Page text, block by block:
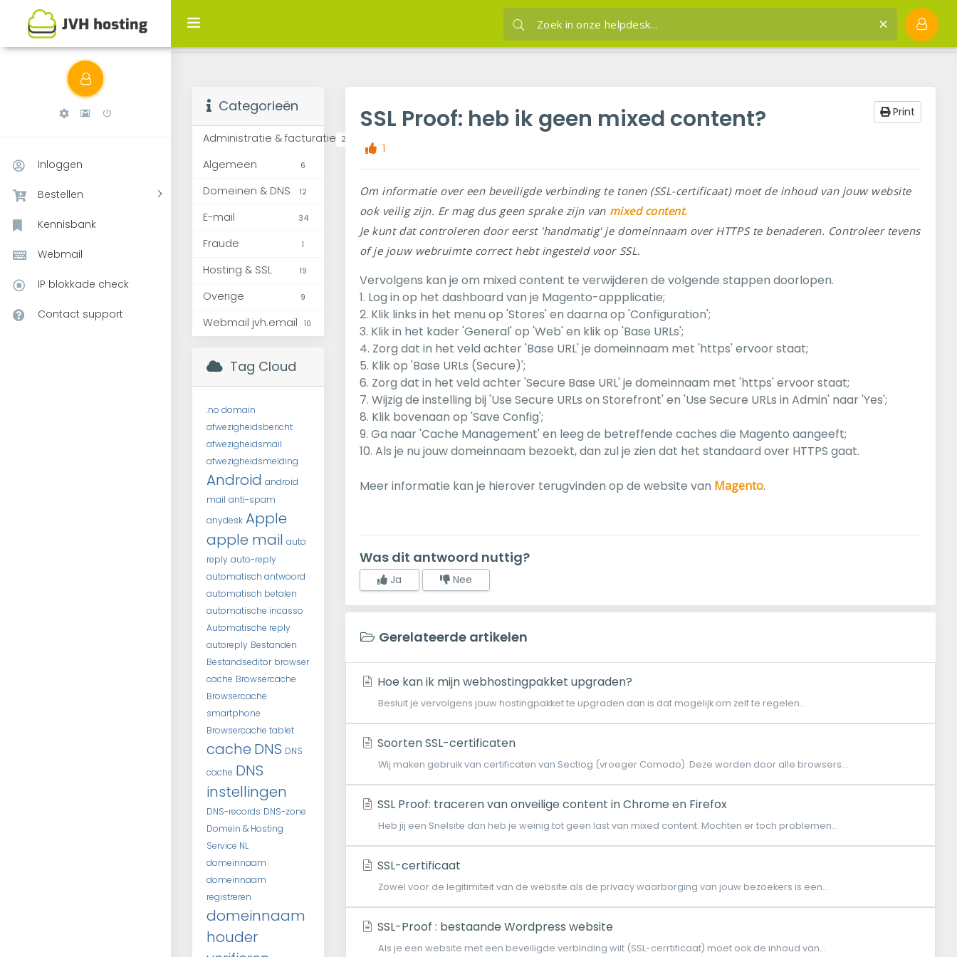
Inloggen
Bestellen
Kennisbank
Webmail
IP blokkade check
Contact support
SSL Proof: heb ik geen mixed content? JVH hosting Kennisbank
SSL Proof: heb ik geen mixed content?
Categorieën
Administratie & facturatie 23
Algemeen 6
Domeinen & DNS 12
E-mail 34
Fraude 1
Hosting & SSL 19
Overige 9
Webmail jvh.email 10
Tag Cloud
.no domain
afwezigheidsbericht
afwezigheidsmail
afwezigheidsmelding
Android android
mail anti-spam
anydesk Apple
apple mail auto
reply auto-reply
automatisch antwoord
automatisch betalen
automatische incasso
Automatische reply
autoreply Bestanden
Bestandseditor browser
cache Browsercache
Browsercache
smartphone
Browsercache tablet
cache DNS DNS
cache DNS
instellingen
DNS-records DNS-zone
Domein & Hosting
Service NL
domeinnaam
domeinnaam
registreren
domeinnaam
houder
SSL Proof: heb ik geen mixed content? Print
1
Om informatie over een beveiligde verbinding te tonen (SSL-certificaat) moet de inhoud van jouw website
ook veilig zijn. Er mag dus geen sprake zijn van mixed content.
Je kunt dat controleren door eerst 'handmatig' je domeinnaam over HTTPS te benaderen. Controleer tevens
of je jouw webruimte correct hebt ingesteld voor SSL.
Vervolgens kan je om mixed content te verwijderen de volgende stappen doorlopen.
1. Log in op het dashboard van je Magento-appplicatie;
2. Klik links in het menu op 'Stores' en daarna op 'Configuration';
3. Klik in het kader 'General' op 'Web' en klik op 'Base URLs';
4. Zorg dat in het veld achter 'Base URL' je domeinnaam met 'https' ervoor staat;
5. Klik op 'Base URLs (Secure)';
6. Zorg dat in het veld achter 'Secure Base URL' je domeinnaam met 'https' ervoor staat;
7. Wijzig de instelling bij 'Use Secure URLs on Storefront' en 'Use Secure URLs in Admin' naar 'Yes';
8. Klik bovenaan op 'Save Config';
9. Ga naar 'Cache Management' en leeg de betreffende caches die Magento aangeeft;
10. Als je nu jouw domeinnaam bezoekt, dan zul je zien dat het standaard over HTTPS gaat.
Meer informatie kan je hierover terugvinden op de website van Magento.
Was dit antwoord nuttig?
Ja Nee
Gerelateerde artikelen
Hoe kan ik mijn webhostingpakket upgraden?
Besluit je vervolgens jouw hostingpakket te upgraden dan is dat mogelijk om zelf te regelen...
Soorten SSL-certificaten
Wij maken gebruik van certificaten van Sectiog (vroeger Comodo). Deze worden door alle browsers...
SSL Proof: traceren van onveilige content in Chrome en Firefox
Heb jij een Snelsite dan heb je weinig tot geen last van mixed content. Mochten er toch problemen...
SSL-certificaat
Zowel voor de legitimiteit van de website als de privacy waarborging van jouw bezoekers is een...
SSL-Proof : bestaande Wordpress website
Als je een website met een beveiligde verbinding wilt (SSL-cerrtificaat) moet ook de inhoud van...